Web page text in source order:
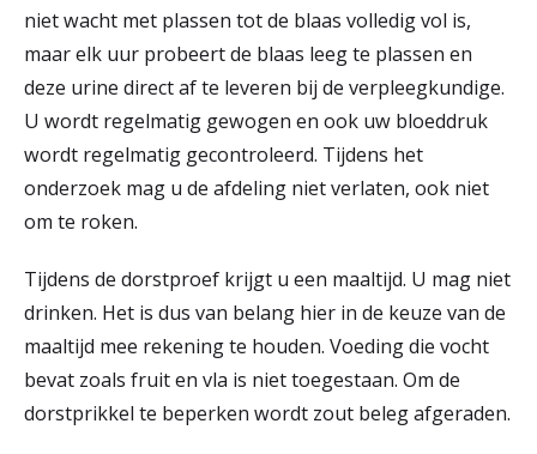
niet wacht met plassen tot de blaas volledig vol is,
maar elk uur probeert de blaas leeg te plassen en
deze urine direct af te leveren bij de verpleegkundige.
U wordt regelmatig gewogen en ook uw bloeddruk
wordt regelmatig gecontroleerd. Tijdens het
onderzoek mag u de afdeling niet verlaten, ook niet
om te roken.
Tijdens de dorstproef krijgt u een maaltijd. U mag niet
drinken. Het is dus van belang hier in de keuze van de
maaltijd mee rekening te houden. Voeding die vocht
bevat zoals fruit en vla is niet toegestaan. Om de
dorstprikkel te beperken wordt zout beleg afgeraden.